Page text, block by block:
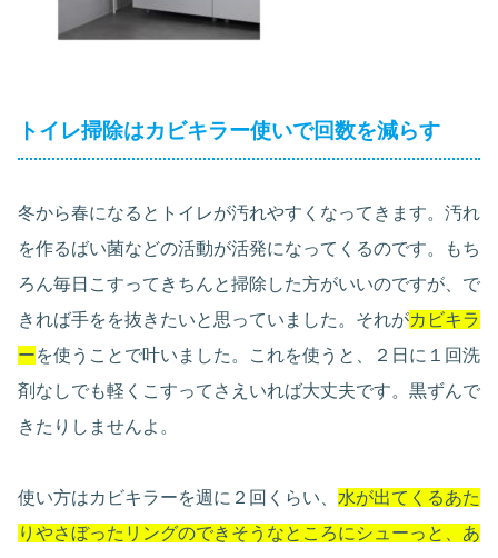
トイレ掃除はカビキラー使いで回数を減らす
冬から春になるとトイレが汚れやすくなってきます。汚れ
を作るばい菌などの活動が活発になってくるのです。もち
ろん毎日こすってきちんと掃除した方がいいのですが、で
きれば手をを抜きたいと思っていました。それがカビキラ
ーを使うことで叶いました。これを使うと、２日に１回洗
剤なしでも軽くこすってさえいれば大丈夫です。黒ずんで
きたりしませんよ。
使い方はカビキラーを週に２回くらい、 水が出てくるあた
りやさぼったリングのできそうなところにシューっと、あ